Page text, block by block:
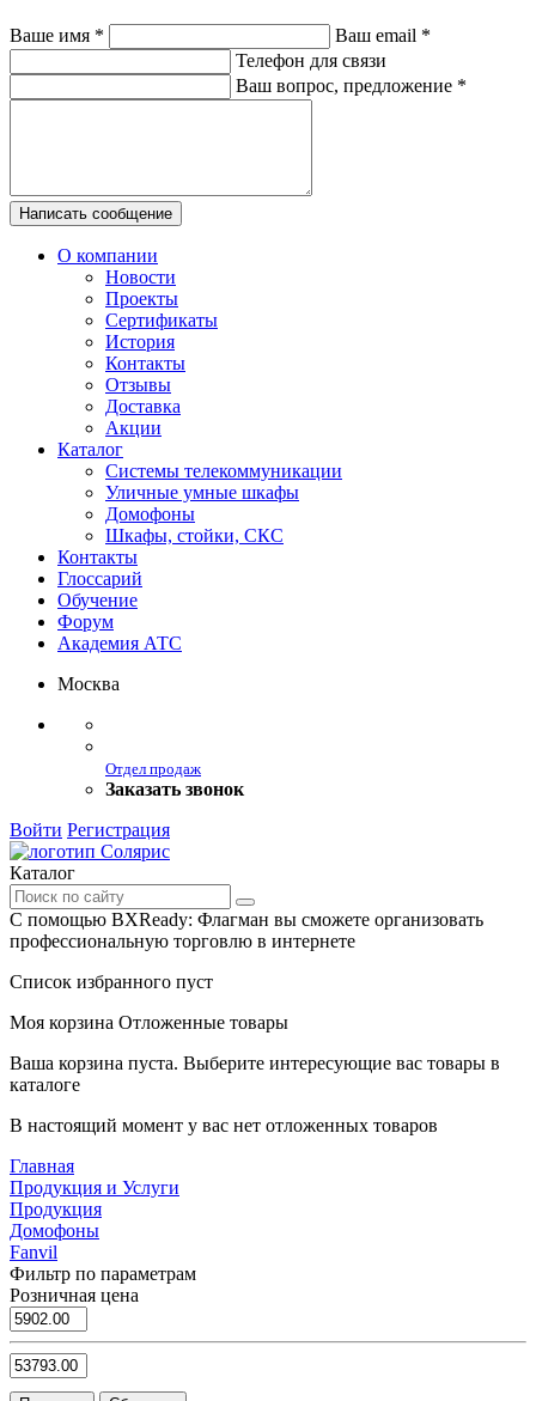
Ваше имя * Ваш email *
Телефон для связи
Ваш вопрос, предложение *
Написать сообщение
О компании
Новости
Проекты
Сертификаты
История
Контакты
Отзывы
Доставка
Акции
Каталог
Системы телекоммуникации
Уличные умные шкафы
Домофоны
Шкафы, стойки, СКС
Контакты
Глоссарий
Обучение
Форум
Академия АТС
Москва
Отдел продаж
Заказать звонок
Войти Регистрация
Каталог
С помощью BXReady: Флагман вы сможете организовать
профессиональную торговлю в интернете
Список избранного пуст
Моя корзина Отложенные товары
Ваша корзина пуста. Выберите интересующие вас товары в
каталоге
В настоящий момент у вас нет отложенных товаров
Главная
Продукция и Услуги
Продукция
Домофоны
Fanvil
Фильтр по параметрам
Розничная цена